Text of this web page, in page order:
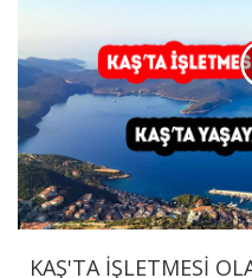
KÖŞE
YAZILARI
KAŞ
GEZİ
REHBERİ
GALERİ
KAŞ'TA İŞLETMESİ